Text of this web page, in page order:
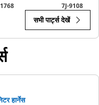
7J-9108
सभी पार्ट्स देखें
हार्नेस